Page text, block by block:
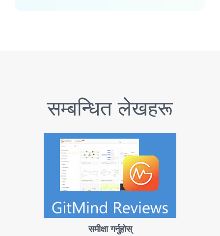
सम्बन्धित लेखहरू
समीक्षा गर्नुहोस्